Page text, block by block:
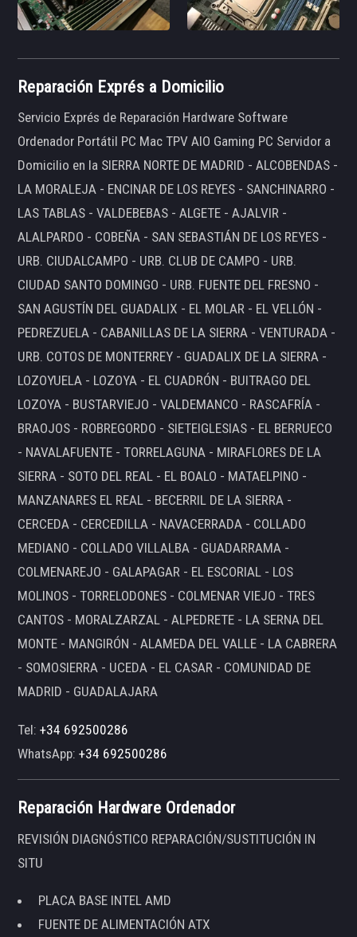
Reparación Exprés a Domicilio
Servicio Exprés de Reparación Hardware Software
Ordenador Portátil PC Mac TPV AIO Gaming PC Servidor a
Domicilio en la SIERRA NORTE DE MADRID - ALCOBENDAS -
LA MORALEJA - ENCINAR DE LOS REYES - SANCHINARRO -
LAS TABLAS - VALDEBEBAS - ALGETE - AJALVIR -
ALALPARDO - COBEÑA - SAN SEBASTIÁN DE LOS REYES -
URB. CIUDALCAMPO - URB. CLUB DE CAMPO - URB.
CIUDAD SANTO DOMINGO - URB. FUENTE DEL FRESNO -
SAN AGUSTÍN DEL GUADALIX - EL MOLAR - EL VELLÓN -
PEDREZUELA - CABANILLAS DE LA SIERRA - VENTURADA -
URB. COTOS DE MONTERREY - GUADALIX DE LA SIERRA -
LOZOYUELA - LOZOYA - EL CUADRÓN - BUITRAGO DEL
LOZOYA - BUSTARVIEJO - VALDEMANCO - RASCAFRÍA -
BRAOJOS - ROBREGORDO - SIETEIGLESIAS - EL BERRUECO
- NAVALAFUENTE - TORRELAGUNA - MIRAFLORES DE LA
SIERRA - SOTO DEL REAL - EL BOALO - MATAELPINO -
MANZANARES EL REAL - BECERRIL DE LA SIERRA -
CERCEDA - CERCEDILLA - NAVACERRADA - COLLADO
MEDIANO - COLLADO VILLALBA - GUADARRAMA -
COLMENAREJO - GALAPAGAR - EL ESCORIAL - LOS
MOLINOS - TORRELODONES - COLMENAR VIEJO - TRES
CANTOS - MORALZARZAL - ALPEDRETE - LA SERNA DEL
MONTE - MANGIRÓN - ALAMEDA DEL VALLE - LA CABRERA
- SOMOSIERRA - UCEDA - EL CASAR - COMUNIDAD DE
MADRID - GUADALAJARA
Tel:+34 692500286
WhatsApp:+34 692500286
Reparación Hardware Ordenador
REVISIÓN DIAGNÓSTICO REPARACIÓN/SUSTITUCIÓN IN
SITU
PLACA BASE INTEL AMD
FUENTE DE ALIMENTACIÓN ATX